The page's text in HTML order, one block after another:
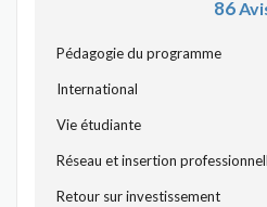
86
Pédagogie du programme
International
Vie étudiante
Réseau et insertion
Retour sur investissement